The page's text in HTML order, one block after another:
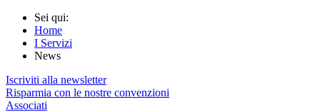
Sei qui:
Home
I Servizi
News
Iscriviti alla newsletter
Risparmia con le nostre convenzioni
Associati